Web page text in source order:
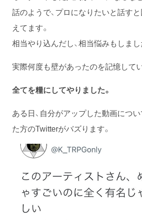
話のようで、プロになりたいと話す
えてます。
相当やり込んだし、相当悩みもしまし
実際何度も壁があったのを記憶して
全てを糧にしてやりました。
ある日、自分がアップした動画につ
た方のTwitterがバズります。